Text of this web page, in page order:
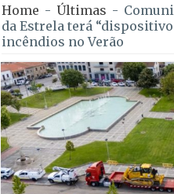
Home - Últimas -
da Estrela terá
incêndios no Verão